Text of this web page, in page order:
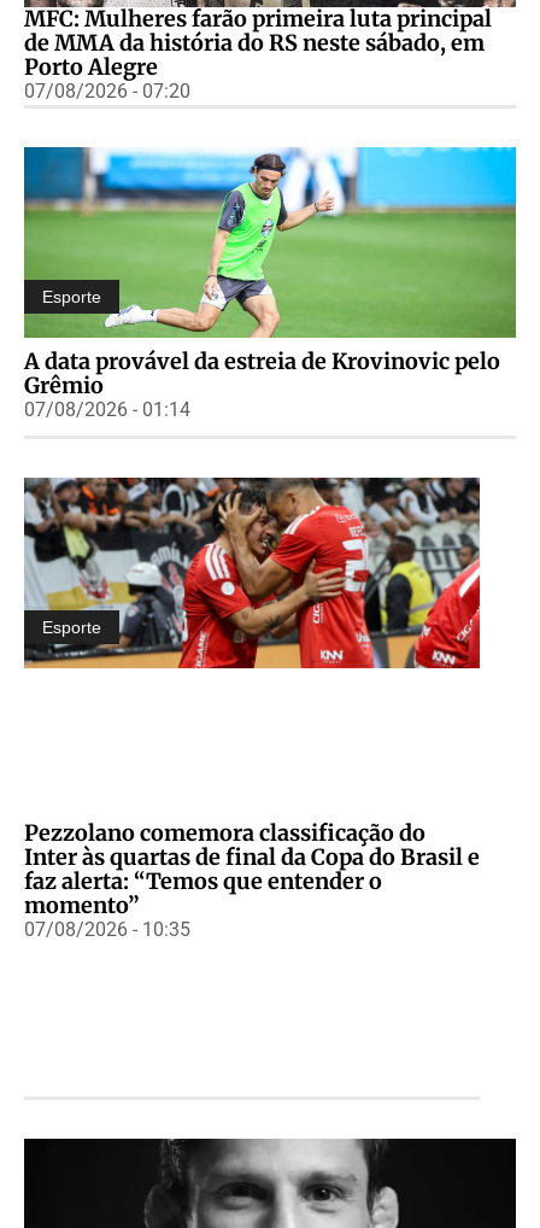
MFC: Mulheres farão primeira luta principal
de MMA da história do RS neste sábado, em
Porto Alegre
07/08/2026 - 07:20
Esporte
A data provável da estreia de Krovinovic pelo
Grêmio
07/08/2026 - 01:14
Esporte
Pezzolano comemora classificação do
Inter às quartas de final da Copa do Brasil e
faz alerta: “Temos que entender o
momento”
07/08/2026 - 10:35